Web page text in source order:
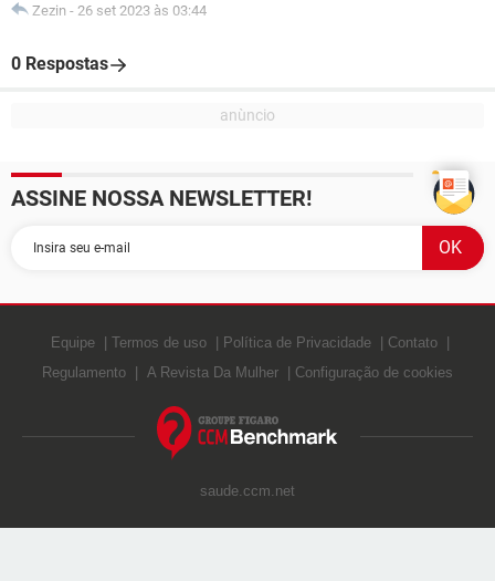
Zezin - 26 set 2023 às 03:44
0 Respostas
ASSINE NOSSA NEWSLETTER!
Equipe Termos de uso Política de Privacidade
Contato
Regulamento
A Revista Da Mulher Configuração de cookies
saude.ccm.net